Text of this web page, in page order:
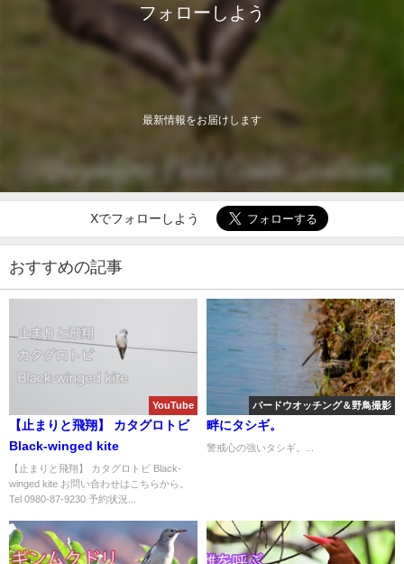
フォローしよう
最新情報をお届けします
Xでフォローしよう
おすすめの記事
YouTube
【止まりと飛翔】 カタグロトビ
Black-winged kite
【止まりと飛翔】 カタグロトビ Black-
winged kite お問い合わせはこちらから。
Tel 0980-87-9230 予約状況...
バードウオッチング＆野鳥撮影
畔にタシギ。
警戒心の強いタシギ。...